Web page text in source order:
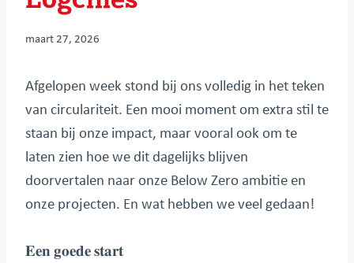
maart 27, 2026
Afgelopen week stond bij ons volledig in het teken
van circulariteit. Een mooi moment om extra stil te
staan bij onze impact, maar vooral ook om te
laten zien hoe we dit dagelijks blijven
doorvertalen naar onze Below Zero ambitie en
onze projecten. En wat hebben we veel gedaan!
𝐄𝐞𝐧 𝐠𝐨𝐞𝐝𝐞 𝐬𝐭𝐚𝐫𝐭